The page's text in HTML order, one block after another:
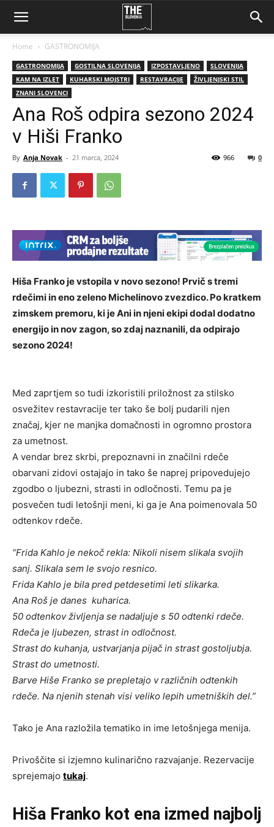
Home GASTRONOMIJA
GASTRONOMIJA GOSTILNA SLOVENIJA IZPOSTAVLJENO
SLOVENIJA
KAM NA IZLET
KUHARSKI MOJSTRI RESTAVRACIJE
ŽIVLJENJSKI STIL
ZNANI SLOVENCI
Ana Roš odpira sezono 2024
v Hiši Franko
By Anja Novak - 21 marca, 2024 0
966
Hiša Franko je vstopila v novo sezono! Prvič s tremi
rdečimi in eno zeleno Michelinovo zvezdico. Po kratkem
zimskem premoru, ki je Ani in njeni ekipi dodal dodatno
energijo in nov zagon, so zdaj naznanili, da odpirajo
sezono 2024!
Med zaprtjem so tudi izkoristili priložnost za stilsko
osvežitev restavracije ter tako še bolj pudarili njen
značaj, kjer ne manjka domačnosti in ogromno prostora
za umetnost.
A vendar brez skrbi, prepoznavni in značilni rdeče
obarvani zidovi ostajajo in tako še naprej pripovedujejo
zgodbo o ljubezni, strasti in odločnosti. Temu pa je
posvečen tudi letošnji meni, ki ga je Ana poimenovala 50
odtenkov rdeče.
“Frida Kahlo je nekoč rekla: Nikoli nisem slikala svojih
sanj. Slikala sem le svojo resnico.
Frida Kahlo je bila pred petdesetimi leti slikarka.
Ana Roš je danes kuharica.
50 odtenkov življenja se nadaljuje s 50 odtenki rdeče.
Rdeča je ljubezen, strast in odločnost.
Strast do kuhanja, ustvarjanja pijač in strast gostoljubja.
Strast do umetnosti.
Barve Hiše Franko se prepletajo v različnih odtenkih
rdeče. Na njenih stenah visi veliko lepih umetniških del.”
Tako je Ana razložila tematiko in ime letošnjega menija.
Privoščite si izjemno kulinarično razvajanje. Rezervacije
sprejemajo tukaj.
Hiša Franko kot ena izmed najbolj